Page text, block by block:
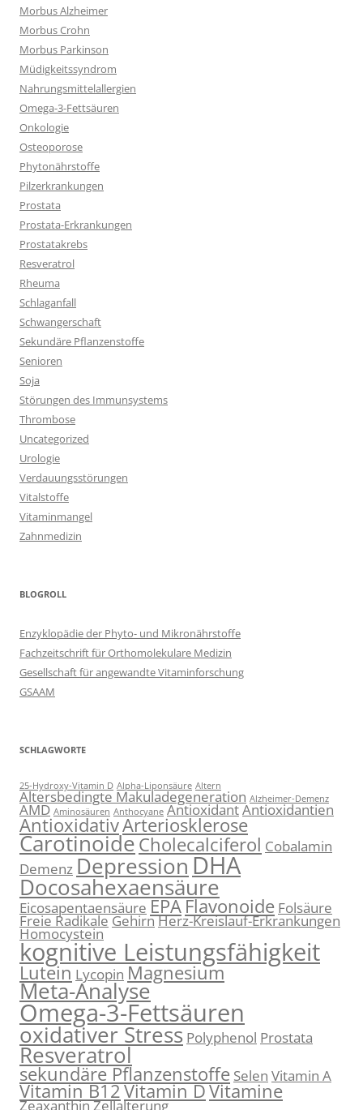
Morbus Alzheimer
Morbus Crohn
Morbus Parkinson
Müdigkeitssyndrom
Nahrungsmittelallergien
Omega-3-Fettsäuren
Onkologie
Osteoporose
Phytonährstoffe
Pilzerkrankungen
Prostata
Prostata-Erkrankungen
Prostatakrebs
Resveratrol
Rheuma
Schlaganfall
Schwangerschaft
Sekundäre Pflanzenstoffe
Senioren
Soja
Störungen des Immunsystems
Thrombose
Uncategorized
Urologie
Verdauungsstörungen
Vitalstoffe
Vitaminmangel
Zahnmedizin
BLOGROLL
Enzyklopädie der Phyto- und Mikronährstoffe
Fachzeitschrift für Orthomolekulare Medizin
Gesellschaft für angewandte Vitaminforschung
GSAAM
SCHLAGWORTE
25-Hydroxy-Vitamin D Alpha-Liponsäure Altern
Altersbedingte Makuladegeneration Alzheimer-Demenz
AMD Aminosäuren Anthocyane AntioxidantAntioxidantien
AntioxidativArteriosklerose
CarotinoideCholecalciferol Cobalamin
Demenz DepressionDHA
Docosahexaensäure
Eicosapentaensäure EPAFlavonoide Folsäure
Freie RadikaleGehirnHerz-Kreislauf-Erkrankungen
Homocystein
kognitive Leistungsfähigkeit
Lutein Lycopin Magnesium
Meta-Analyse
Omega-3-Fettsäuren
oxidativer Stress Polyphenol Prostata
Resveratrol
sekundäre Pflanzenstoffe Selen Vitamin A
Vitamin B12Vitamin DVitamine
ZeaxanthinZellalterung